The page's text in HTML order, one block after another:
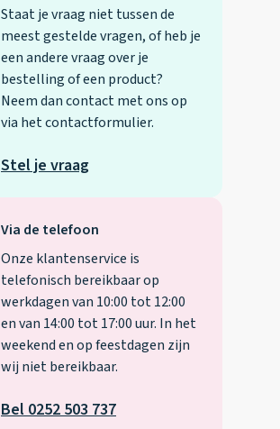
Via de telefoon
Onze klantenservice is
telefonisch bereikbaar op
werkdagen van 10:00 tot 12:00
en van 14:00 tot 17:00 uur. In het
weekend en op feestdagen zijn
wij niet bereikbaar.
Bel 0252 503 737
Staat je vraag niet tussen de
meest gestelde vragen, of heb je
een andere vraag over je
bestelling of een product?
Neem dan contact met ons op
via het contactformulier.
Stel je vraag